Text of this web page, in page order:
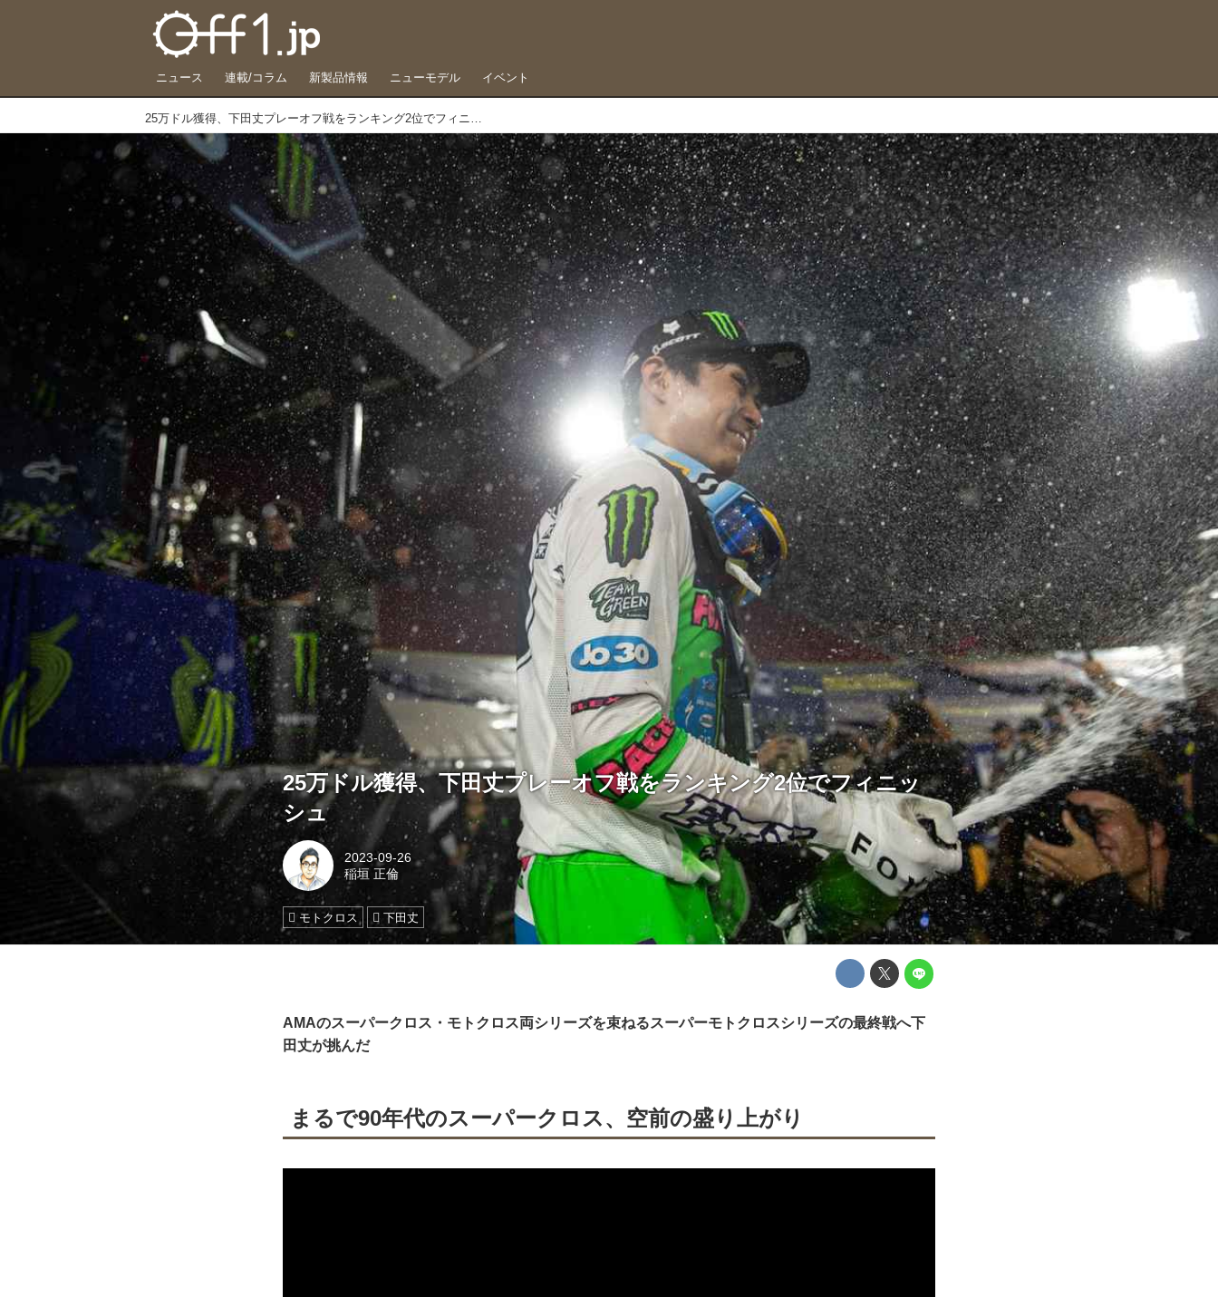
ニュース 連載/コラム 新製品情報 ニューモデル イベント
25万ドル獲得、下田丈プレーオフ戦をランキング2位でフィニッシュ
25万ドル獲得、下田丈プレーオフ戦をランキング2位でフィニッ
シュ
2023-09-26
稲垣 正倫
モトクロス 下田丈
AMAのスーパークロス・モトクロス両シリーズを束ねるスーパーモトクロスシリーズの最終戦へ下
田丈が挑んだ
まるで90年代のスーパークロス、空前の盛り上がり